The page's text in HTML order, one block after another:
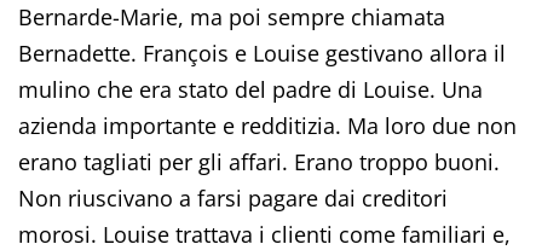
Bernarde-Marie, ma poi sempre chiamata
Bernadette. François e Louise gestivano allora il
mulino che era stato del padre di Louise. Una
azienda importante e redditizia. Ma loro due non
erano tagliati per gli affari. Erano troppo buoni.
Non riuscivano a farsi pagare dai creditori
morosi. Louise trattava i clienti come familiari e,